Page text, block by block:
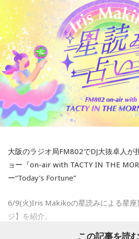
大阪のラジオ局FM802でDJ大抜卓人が
ョー『on-air with TACTY IN THE
ー“Today’s Fortune”
6/9(火)Iris Makikoの星読みによる星座
ジ】を紹介。
この記事を読む